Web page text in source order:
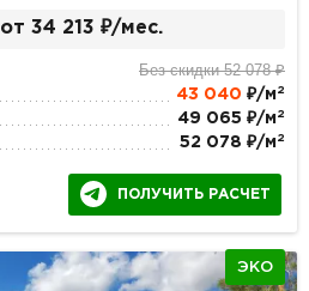
от 34 213 ₽/мес.
Без скидки 52 078 ₽
43 040 ₽/м 2
49 065 ₽/м 2
52 078 ₽/м 2
ПОЛУЧИТЬ РАСЧЕТ
ЭКО